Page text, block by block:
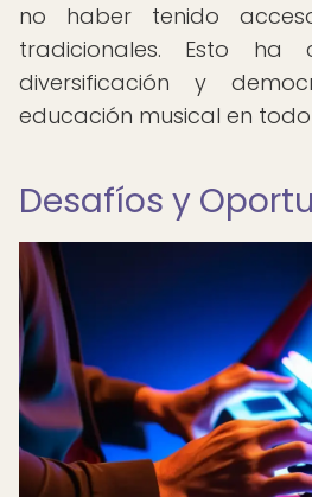
no haber tenido
tradicionales. Esto ha
diversificación y
educación musical en
Desafíos y